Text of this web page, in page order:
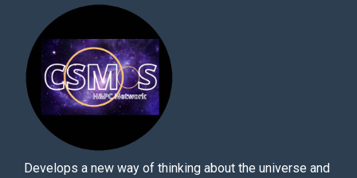
Develops a new way of thinking about the universe and